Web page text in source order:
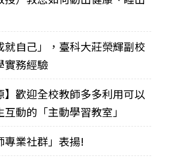
就自己」，臺科大莊榮輝副校
實務經驗
】歡迎全校教師多多利用可以
動的「主動學習教室」
專業社群」表揚!